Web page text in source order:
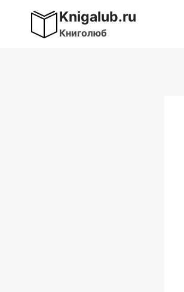
содержимому
Knigalub.ru
Книголюб